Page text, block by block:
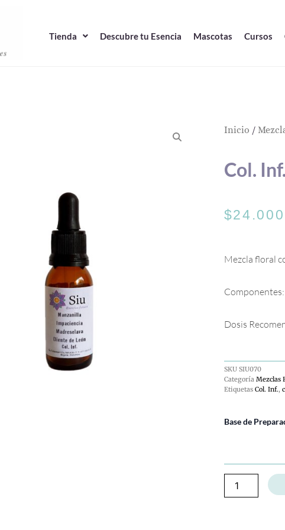
Tienda Descubre tu Esencia Mascotas Cursos
Inicio /
Col. Inf.
$24.000
Mezcla floral
Dosis
SKU SIU070
Categoría Mezclas
Etiquetas Col. Inf.,
Base de
Col.